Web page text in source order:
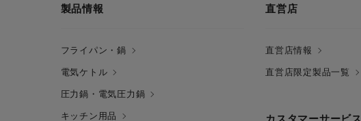
製品情報
フライパン・鍋
電気ケトル
圧力鍋・電気圧力鍋
キッチン用品
直営店
直営店情報
直営店限定製品一覧